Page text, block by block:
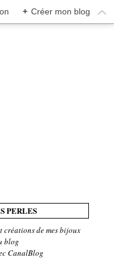
+ Créer mon blog
PERLES
créations de mes bijoux
blog
CanalBlog